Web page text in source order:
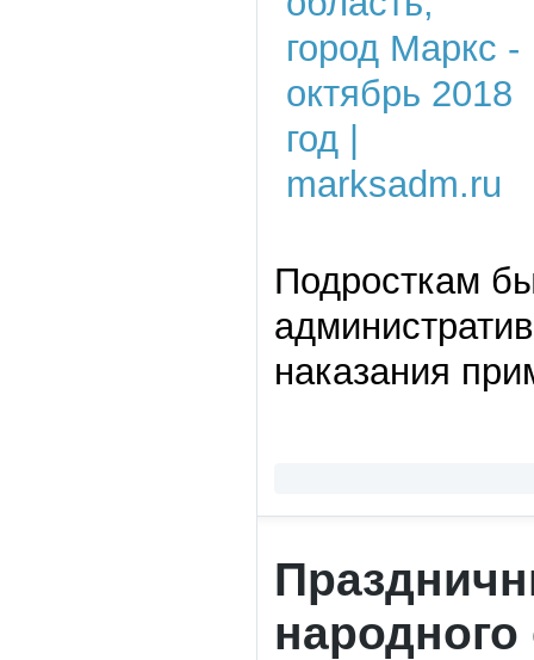
Подросткам
наказания
народного